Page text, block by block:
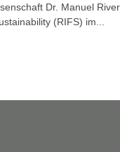
Dr. Manuel
(RIFS) im...